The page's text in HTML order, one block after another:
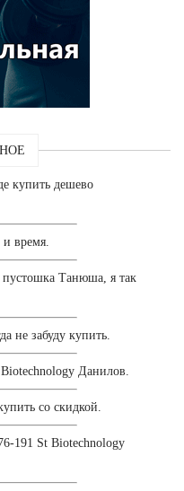
купить дешево
время.
Танюша, я так
не забуду купить.
Данилов.
со скидкой.
191 St Biotechnology